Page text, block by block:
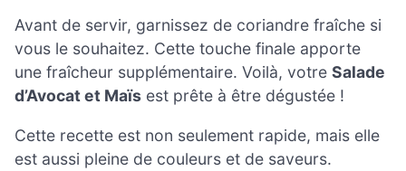
Avant de servir, garnissez de coriandre fraîche si
vous le souhaitez. Cette touche finale apporte
une fraîcheur supplémentaire. Voilà, votre Salade
d’Avocat et Maïs est prête à être dégustée !
Cette recette est non seulement rapide, mais elle
est aussi pleine de couleurs et de saveurs.